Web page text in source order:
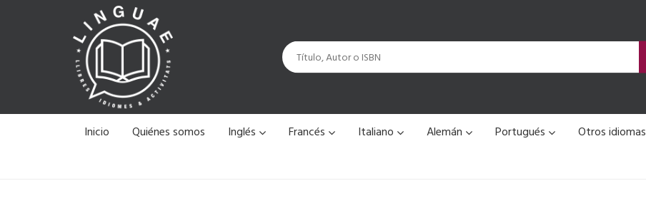
Inicio Quiénes somos Inglés Francés Italiano Alemán Portugués Otros idiomas